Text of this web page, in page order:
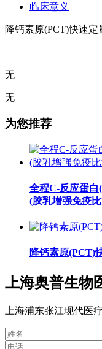
临床意义
降钙素原(PCT)快速
无
无
为您推荐
全程C-反应蛋白
(胶乳增强免疫
降钙素原(PCT)
上海奥普生物
上海浦东张江现代医